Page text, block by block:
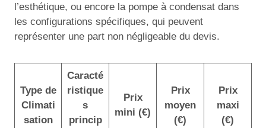
l’esthétique, ou encore la pompe à condensat dans
les configurations spécifiques, qui peuvent
représenter une part non négligeable du devis.
Type de
Climati
sation
Caracté
ristique
s
princip
Prix
mini (€)
Prix
moyen
(€)
Prix
maxi
(€)